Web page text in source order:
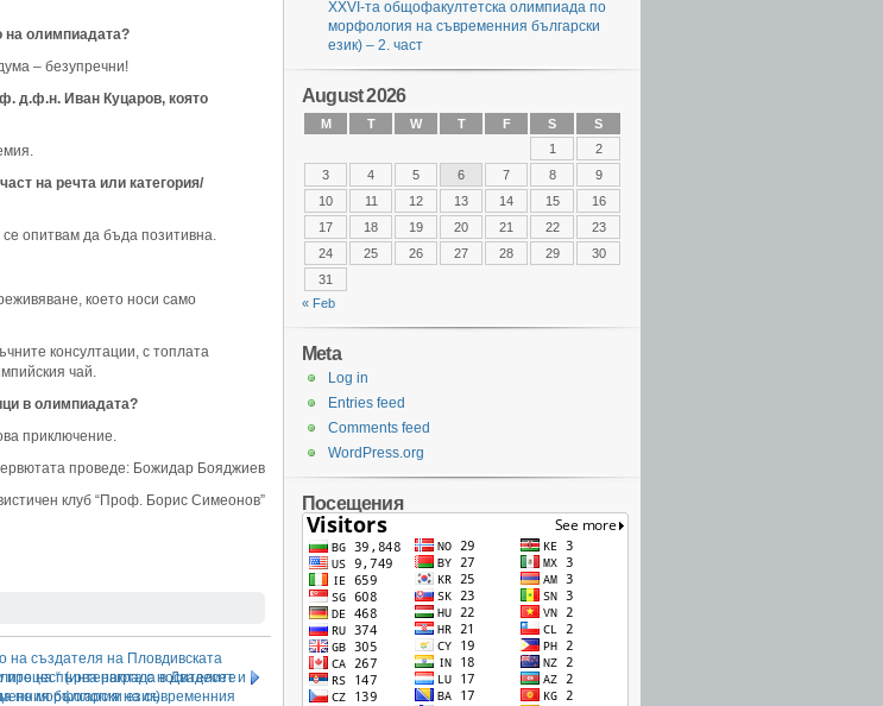
на олимпиадата?
– безупречни!
д.ф.н. Иван Куцаров, която
на речта или категория/
опитвам да бъда позитивна.
което носи само
консултации, с топлата
чай.
в олимпиадата?
приключение.
проведе: Божидар Бояджиев
клуб “Проф. Борис Симеонов”
на създателя на Пловдивската
на първа награда в Двадесет и
български език)
(интервюта с носителите
по морфология на съвременния
XXVI-та общофакултетска олимпиада по
морфология на съвременния български
език) – 2. част
August 2026
M T W T F S
S
1
2
3
4 5 6 7 8
9
10
11 12 13 14 15
16
17
18 19 20 21 22
23
24
25 26 27 28 29
30
31
« Feb
Meta
Log in
Entries feed
Comments feed
WordPress.org
Посещения